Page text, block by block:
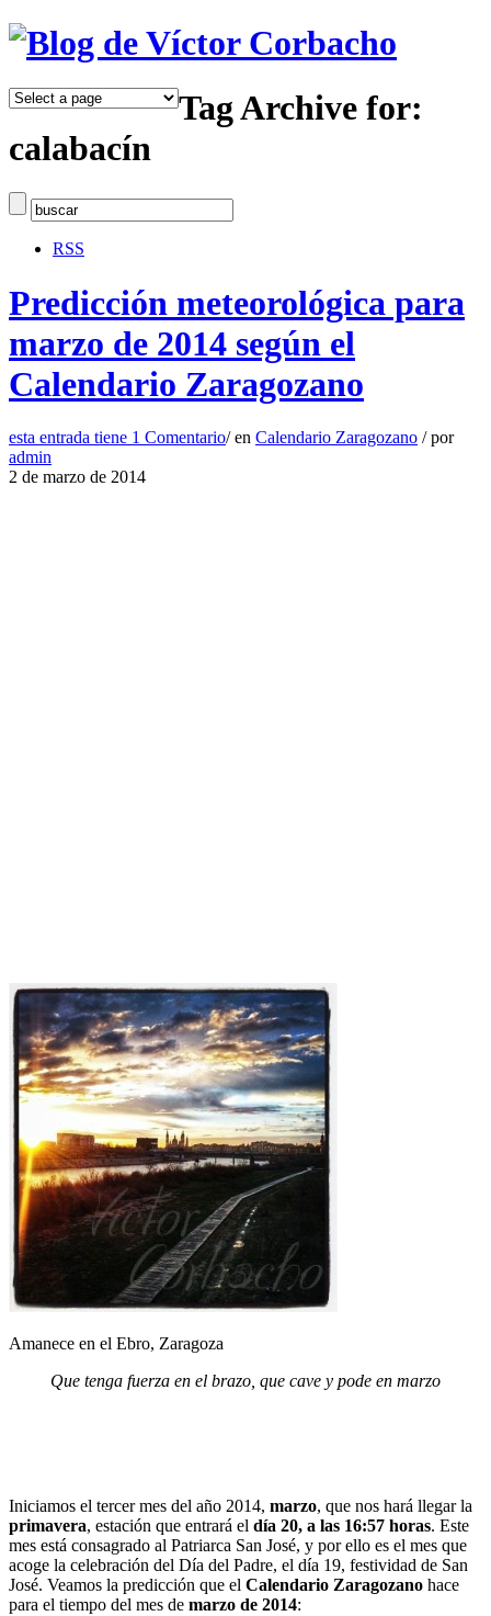
Tag Archive for:
calabacín
RSS
Predicción meteorológica para
marzo de 2014 según el
Calendario Zaragozano
esta entrada tiene 1 Comentario/ en Calendario Zaragozano / por
admin
2 de marzo de 2014
Amanece en el Ebro, Zaragoza
Que tenga fuerza en el brazo, que cave y pode en marzo
Iniciamos el tercer mes del año 2014, marzo, que nos hará llegar la
primavera, estación que entrará el día 20, a las 16:57 horas. Este
mes está consagrado al Patriarca San José, y por ello es el mes que
acoge la celebración del Día del Padre, el día 19, festividad de San
José. Veamos la predicción que el Calendario Zaragozano hace
para el tiempo del mes de marzo de 2014: